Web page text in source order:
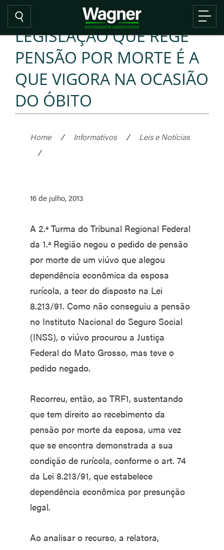
LEGISLAÇÃO QUE REGE
PENSÃO POR MORTE É A
QUE VIGORA NA OCASIÃO
DO ÓBITO
Home / Informativos /
Leis e Notícias
/
16 de julho, 2013
A 2.ª Turma do Tribunal Regional Federal
da 1.ª Região negou o pedido de pensão
por morte de um viúvo que alegou
dependência econômica da esposa
rurícola, a teor do disposto na Lei
8.213/91. Como não conseguiu a pensão
no Instituto Nacional do Seguro Social
(INSS), o viúvo procurou a Justiça
Federal do Mato Grosso, mas teve o
pedido negado.
Recorreu, então, ao TRF1, sustentando
que tem direito ao recebimento da
pensão por morte da esposa, uma vez
que se encontra demonstrada a sua
condição de rurícola, conforme o art. 74
da Lei 8.213/91, que estabelece
dependência econômica por presunção
legal.
Ao analisar o recurso, a relatora,